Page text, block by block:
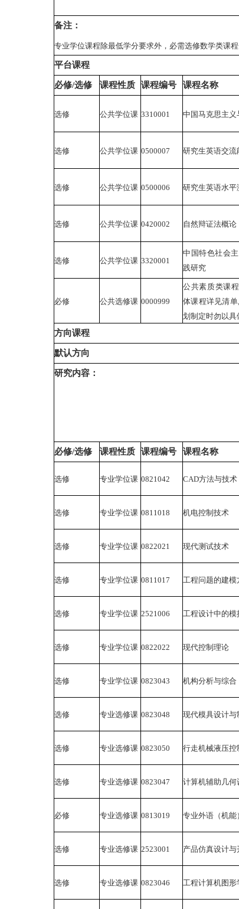
备注：
专业学位课程除最低学分要求外，必需选修数学类课程
平台课程
必修/选修 课程性质 课程编号 课程名称
选修 公共学位课 3310001 中国马克思主义
选修 公共学位课 0500007 研究生英语交流
选修 公共学位课 0500006 研究生英语水平
选修 公共学位课 0420002 自然辩证法概论
选修 公共学位课 3320001
中国特色社会
践研究
必修 公共选修课 0000999
公共素质类课
体课程详见清
划制定时勿以具
方向课程
默认方向
研究内容：
必修/选修 课程性质 课程编号 课程名称
选修 专业学位课 0821042 CAD方法与技术
选修 专业学位课 0811018 机电控制技术
选修 专业学位课 0822021 现代测试技术
选修 专业学位课 0811017 工程问题的建模
选修 专业学位课 2521006 工程设计中的模
选修 专业学位课 0822022 现代控制理论
选修 专业学位课 0823043 机构分析与综合
选修 专业选修课 0823048 现代模具设计与
选修 专业选修课 0823050 行走机械液压控
选修 专业选修课 0823047 计算机辅助几何
必修 专业选修课 0813019 专业外语（机能
选修 专业选修课 2523001 产品仿真设计与
选修 专业选修课 0823046 工程计算机图形